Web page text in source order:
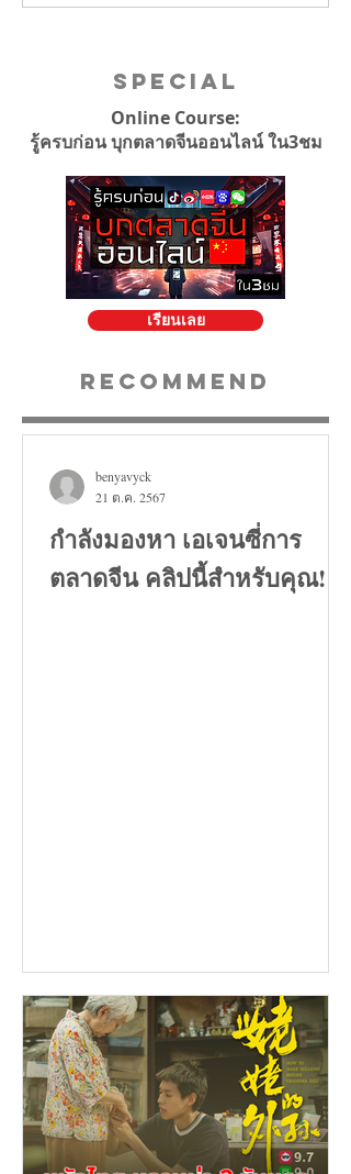
Special
Online Course:
รู้ครบก่อน บุกตลาดจีนออนไลน์ ใน3ชม
เรียนเลย
Recommend
กำลังมองหา เอเจนซี่การ
ตลาดจีน คลิปนี้สำหรับคุณ!
benyavyck
21 ต.ค. 2567